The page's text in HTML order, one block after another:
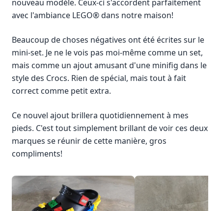
nouveau modèle. Ceux-ci s'accordent parfaitement
avec l'ambiance LEGO® dans notre maison!
Beaucoup de choses négatives ont été écrites sur le
mini-set. Je ne le vois pas moi-même comme un set,
mais comme un ajout amusant d'une minifig dans le
style des Crocs. Rien de spécial, mais tout à fait
correct comme petit extra.
Ce nouvel ajout brillera quotidiennement à mes
pieds. C'est tout simplement brillant de voir ces deux
marques se réunir de cette manière, gros
compliments!